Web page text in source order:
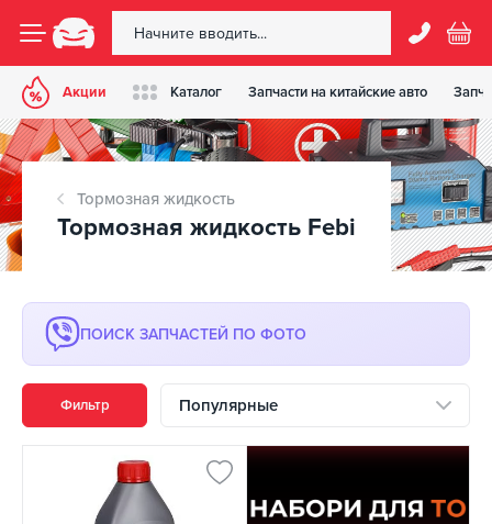
Акции Каталог Запчасти на китайские авто
Тормозная жидкость
Тормозная жидкость Febi
ПОИСК ЗАПЧАСТЕЙ ПО ФОТО
Фильтр Популярные